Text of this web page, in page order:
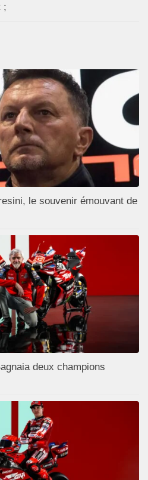
;
le souvenir émouvant de
deux champions